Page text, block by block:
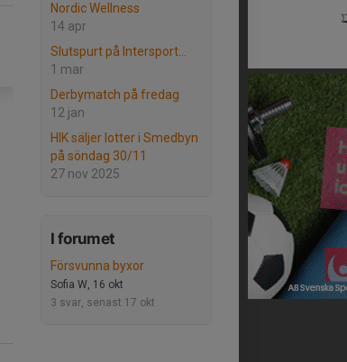
Nordic Wellness
14 apr
Slutspurt på Intersport...
1 mar
Derbymatch på fredag
12 jan
HIK säljer lotter i Smedbyn
på söndag 30/11
27 nov 2025
I forumet
Försvunna byxor
Sofia W, 16 okt
3 svar, senast 17 okt